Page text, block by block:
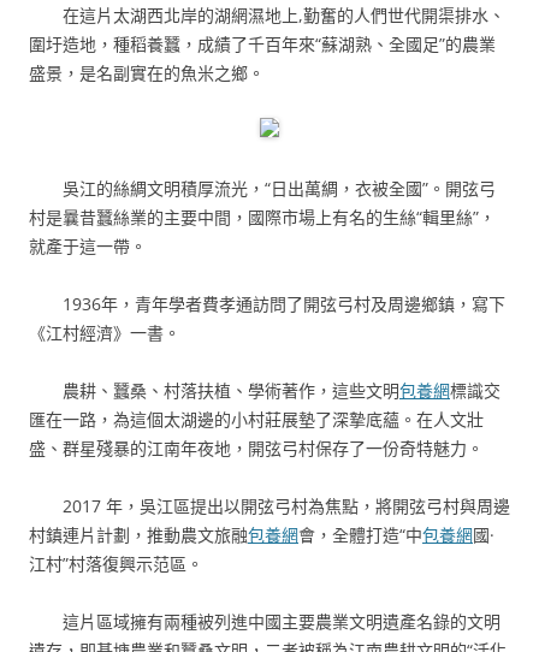
在這片太湖西北岸的湖網濕地上,勤奮的人們世代開渠排水、
圍圩造地，種稻養蠶，成績了千百年來“蘇湖熟、全國足”的農業
盛景，是名副實在的魚米之鄉。
吳江的絲綢文明積厚流光，“日出萬綢，衣被全國”。開弦弓
村是曩昔蠶絲業的主要中間，國際市場上有名的生絲“輯里絲”，
就產于這一帶。
1936年，青年學者費孝通訪問了開弦弓村及周邊鄉鎮，寫下
《江村經濟》一書。
農耕、蠶桑、村落扶植、學術著作，這些文明包養網標識交
匯在一路，為這個太湖邊的小村莊展墊了深摯底蘊。在人文壯
盛、群星殘暴的江南年夜地，開弦弓村保存了一份奇特魅力。
2017 年，吳江區提出以開弦弓村為焦點，將開弦弓村與周邊
村鎮連片計劃，推動農文旅融包養網會，全體打造“中包養網國·
江村”村落復興示范區。
這片區域擁有兩種被列進中國主要農業文明遺產名錄的文明